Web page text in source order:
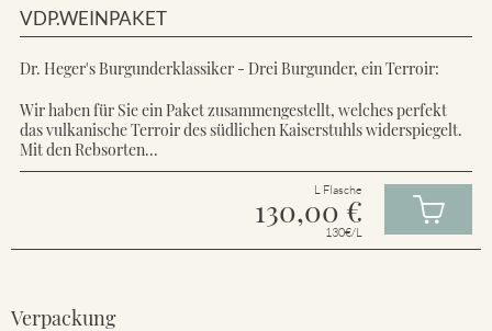
VDP.WEINPAKET
Dr. Heger's Burgunderklassiker - Drei Burgunder, ein Terroir:
Wir haben für Sie ein Paket zusammengestellt, welches perfekt
das vulkanische Terroir des südlichen Kaiserstuhls widerspiegelt.
Mit den Rebsorten...
L Flasche
130,00 €
130€/L
Verpackung